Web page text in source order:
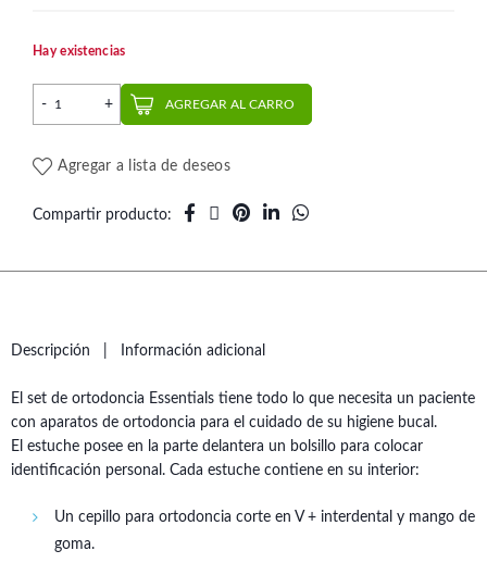
Hay existencias
Set Higiene Ortodoncia Essentials – 8 Piezas | Plack cantidad
AGREGAR AL CARRO
Agregar a lista de deseos
Compartir producto
Descripción Información adicional
El set de ortodoncia Essentials tiene todo lo que necesita un paciente
con aparatos de ortodoncia para el cuidado de su higiene bucal.
El estuche posee en la parte delantera un bolsillo para colocar
identificación personal. Cada estuche contiene en su interior:
Un cepillo para ortodoncia corte en V + interdental y mango de
goma.